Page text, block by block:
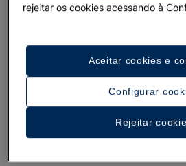
rejeitar os cookies acessando à
Configurar
Rejeitar
Aceitar cookies e